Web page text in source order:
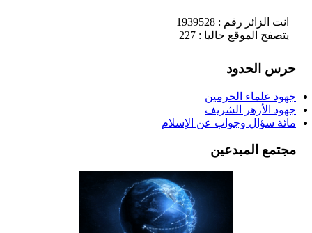
انت الزائر رقم : 1939528
يتصفح الموقع حاليا : 227
حرس الحدود
جهود علماء الحرمين
جهود الأزهر الشريف
مائة سؤال وجواب عن الإسلام
مجتمع المبدعين